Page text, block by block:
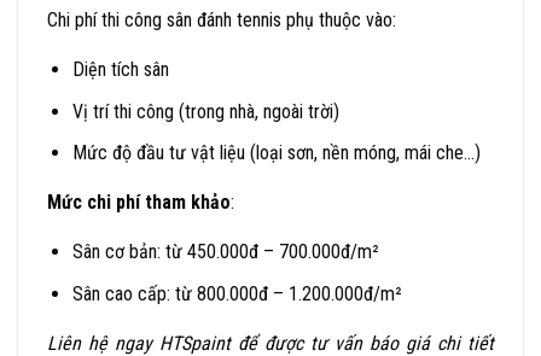
Chi phí thi công sân đánh tennis phụ thuộc vào:
Diện tích sân
Vị trí thi công (trong nhà, ngoài trời)
Mức độ đầu tư vật liệu (loại sơn, nền móng, mái che…)
Mức chi phí tham khảo:
Sân cơ bản: từ 450.000đ – 700.000đ/m²
Sân cao cấp: từ 800.000đ – 1.200.000đ/m²
Liên hệ ngay HTSpaint để được tư vấn báo giá chi tiết